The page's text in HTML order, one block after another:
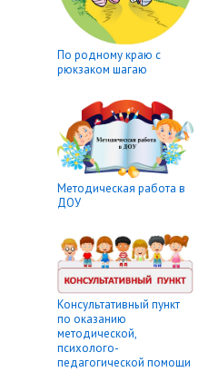
По родному краю с
рюкзаком шагаю
Методическая работа в
ДОУ
Консультативный пункт
по оказанию
методической,
психолого-
педагогической помощи